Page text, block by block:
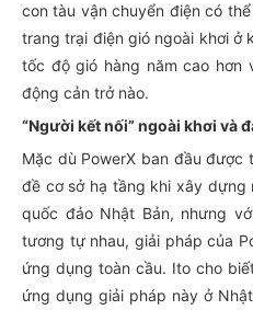
con tàu vận chuyển điện có
trang trại điện gió ngoài khơi ở
tốc độ gió hàng năm cao hơn
động cản trở nào.
“Người kết nối” ngoài khơi và
Mặc dù PowerX ban đầu được
đề cơ sở hạ tầng khi xây dựng
quốc đảo Nhật Bản, nhưng
tương tự nhau, giải pháp của
ứng dụng toàn cầu. Ito cho
ứng dụng giải pháp này ở